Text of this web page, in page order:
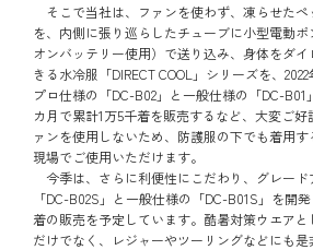
そこで当社は、ファンを使わず、凍らせた
を、内側に張り巡らしたチューブに小型電動
オンバッテリー使用）で送り込み、身体をダ
きる水冷服「DIRECT COOL」シリーズを、
プロ仕様の「DC-B02」と一般仕様の「DC-B01
カ月で累計1万5千着を販売するなど、大変ご
ァンを使用しないため、防護服の下でも着用
現場でご使用いただけます。
今季は、さらに利便性にこだわり、グレード
「DC-B02S」と一般仕様の「DC-B01S」を開
着の販売を予定しています。酷暑対策ウエア
だけでなく、レジャーやツーリングなどにも是